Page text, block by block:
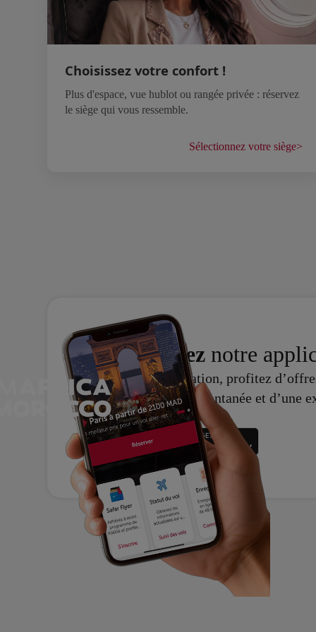
Choisissez votre confort !
Plus d'espace, vue hublot ou rangée privée : réservez
le siège qui vous ressemble.
Sélectionnez votre siège>
Téléchargez notre
Avec notre application, profitez
assistance client instantanée et d’une
optimisée.